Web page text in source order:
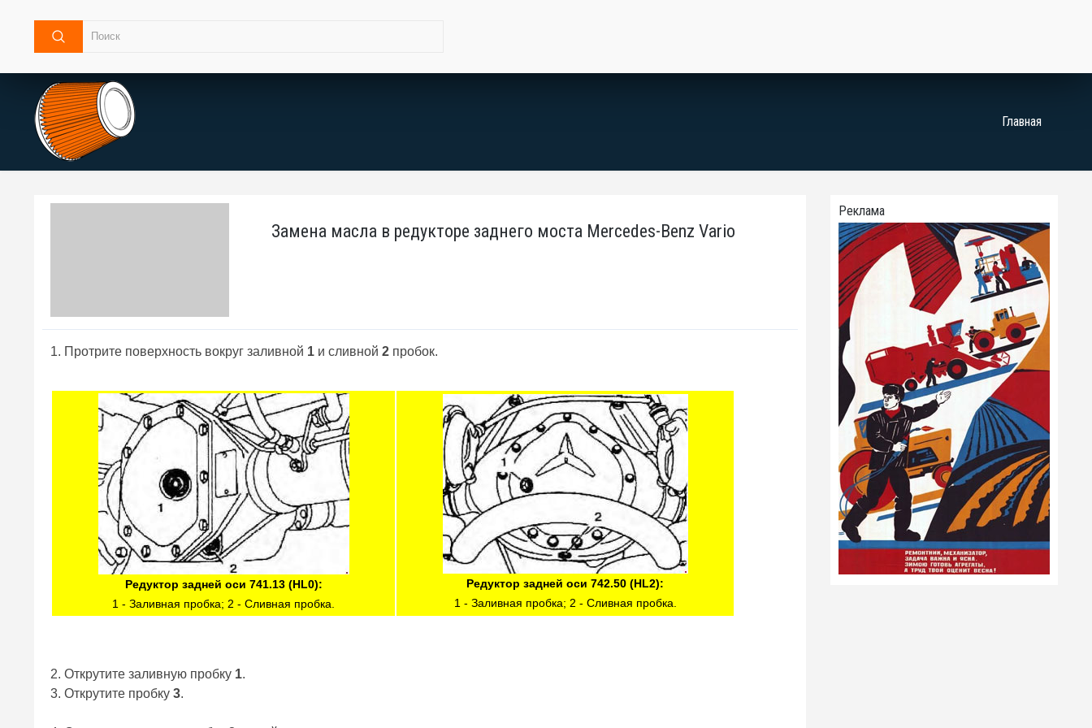
Главная
Замена масла в редукторе заднего моста Mercedes-Benz Vario
1. Протрите поверхность вокруг заливной 1 и сливной 2 пробок.
Редуктор задней оси 741.13 (HL0):
1 - Заливная пробка; 2 - Сливная пробка.
Редуктор задней оси 742.50 (HL2):
1 - Заливная пробка; 2 - Сливная пробка.
2. Открутите заливную пробку 1.
3. Открутите пробку 3.
Реклама